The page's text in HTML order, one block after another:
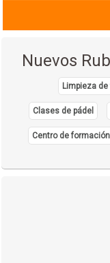
Nuevos
Limpieza
Clases de pádel
Centro de